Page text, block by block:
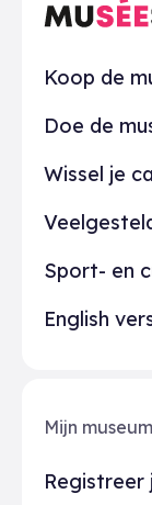
Praktisch
Koop de
Doe de
Wissel je
Sport- en
English
Mijn
Registreer